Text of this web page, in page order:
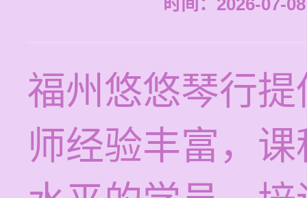
时间：2026-07-
福州悠悠琴行
师经验丰富，